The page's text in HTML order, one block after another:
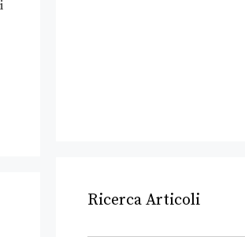
Ricerca Articoli